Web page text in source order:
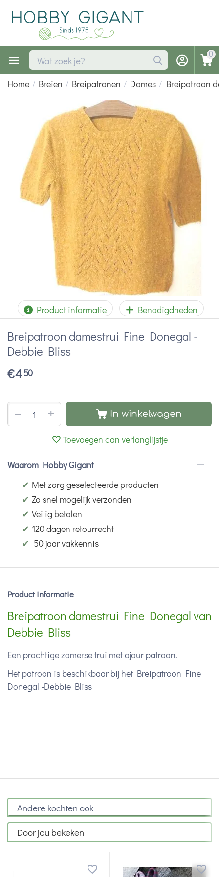
0
Home / Breien / Breipatronen / Dames / Breipatroon
Product informatie Benodigdheden
Breipatroon damestrui Fine Donegal -
Debbie Bliss
€450
+
− In winkelwagen
Toevoegen aan verlanglijstje
Waarom Hobby Gigant
✔ Met zorg geselecteerde producten
✔ Zo snel mogelijk verzonden
✔ Veilig betalen
✔ 120 dagen retourrecht
✔ 50 jaar vakkennis
Product informatie
Breipatroon damestrui Fine Donegal van
Debbie Bliss
Een prachtige zomerse trui met ajour patroon.
Het patroon is beschikbaar bij het Breipatroon Fine
Donegal -Debbie Bliss
Andere kochten ook
Door jou bekeken